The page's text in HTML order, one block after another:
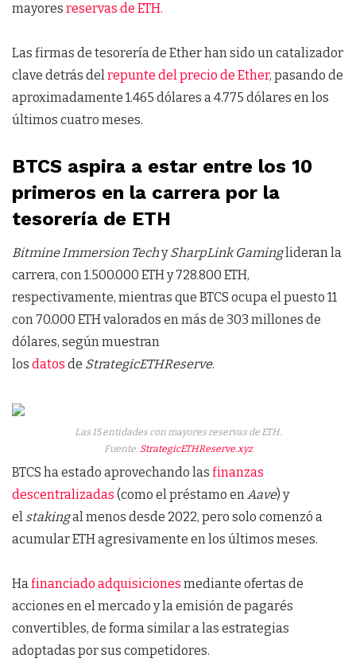
mayores reservas de ETH.
Las firmas de tesorería de Ether han sido un catalizador
clave detrás delrepunte del precio de Ether, pasando de
aproximadamente 1.465 dólares a 4.775 dólares en los
últimos cuatro meses.
BTCS aspira a estar entre los 10
primeros en la carrera por la
tesorería de ETH
Bitmine Immersion TechySharpLink Gaminglideran la
carrera, con 1.500.000 ETH y 728.800 ETH,
respectivamente, mientras que BTCS ocupa el puesto 11
con 70.000 ETH valorados en más de 303 millones de
dólares, según muestran
los datos de StrategicETHReserve.
Las 15 entidades con mayores reservas de ETH.
Fuente: StrategicETHReserve.xyz
BTCS ha estado aprovechando las finanzas
descentralizadas (como el préstamo enAave) y
el stakingal menos desde 2022, pero solo comenzó a
acumular ETH agresivamente en los últimos meses.
Hafinanciado adquisiciones mediante ofertas de
acciones en el mercado y la emisión de pagarés
convertibles, de forma similar a las estrategias
adoptadas por sus competidores.